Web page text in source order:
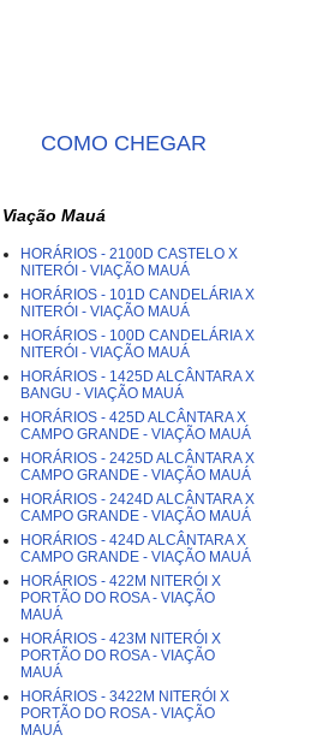
COMO CHEGAR
Viação Mauá
HORÁRIOS - 2100D CASTELO X
NITERÓI - VIAÇÃO MAUÁ
HORÁRIOS - 101D CANDELÁRIA X
NITERÓI - VIAÇÃO MAUÁ
HORÁRIOS - 100D CANDELÁRIA X
NITERÓI - VIAÇÃO MAUÁ
HORÁRIOS - 1425D ALCÂNTARA X
BANGU - VIAÇÃO MAUÁ
HORÁRIOS - 425D ALCÂNTARA X
CAMPO GRANDE - VIAÇÃO MAUÁ
HORÁRIOS - 2425D ALCÂNTARA X
CAMPO GRANDE - VIAÇÃO MAUÁ
HORÁRIOS - 2424D ALCÂNTARA X
CAMPO GRANDE - VIAÇÃO MAUÁ
HORÁRIOS - 424D ALCÂNTARA X
CAMPO GRANDE - VIAÇÃO MAUÁ
HORÁRIOS - 422M NITERÓI X
PORTÃO DO ROSA - VIAÇÃO
MAUÁ
HORÁRIOS - 423M NITERÓI X
PORTÃO DO ROSA - VIAÇÃO
MAUÁ
HORÁRIOS - 3422M NITERÓI X
PORTÃO DO ROSA - VIAÇÃO
MAUÁ